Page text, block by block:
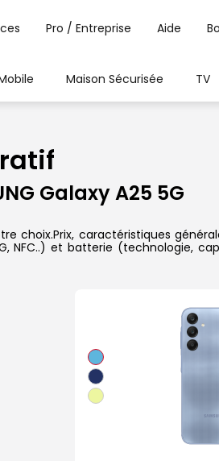
Pro / Entreprise Aide
Maison Sécurisée TV
Galaxy A25 5G
choix.Prix, caractéristiques
NFC..) et batterie (technologie,